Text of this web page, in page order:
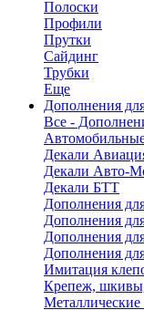
Полоски
Профили
Прутки
Сайдинг
Трубки
Еще
Дополнения
Все -
Декали
Декали Авто-
Декали БТТ
Дополнения
Дополнения
Дополнения
Дополнения
Имитация
Крепеж,
Металлические